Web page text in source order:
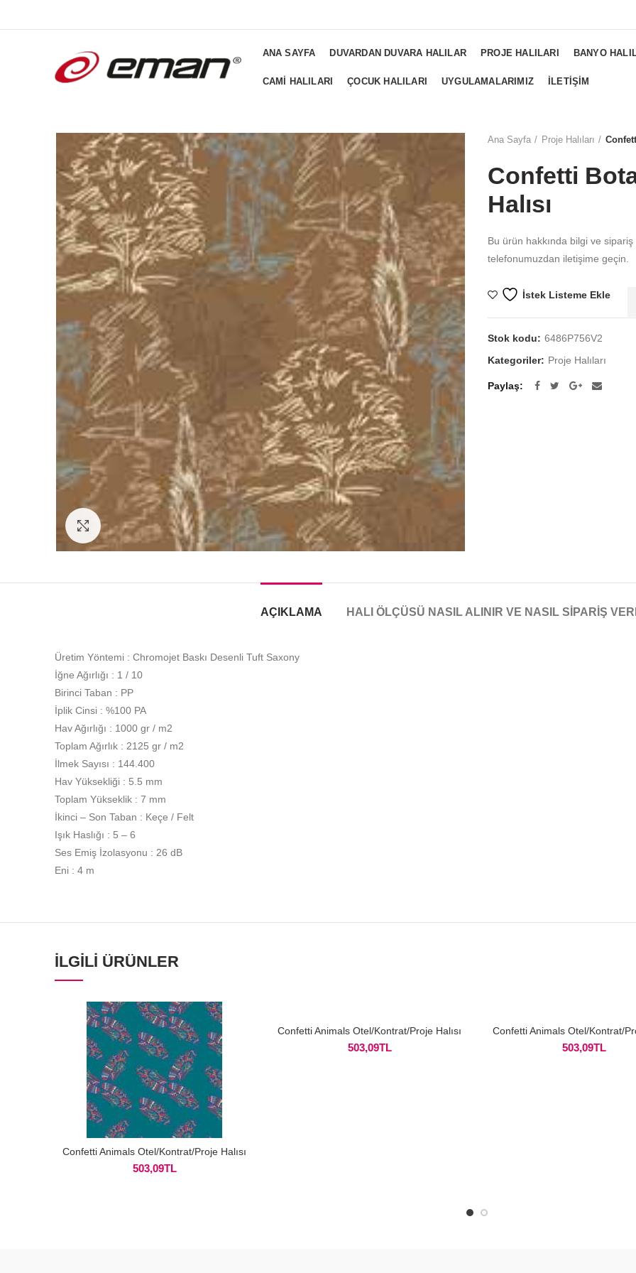
ANA SAYFA DUVARDAN DUVARA HALILAR PROJE HALILARI BANYO
CAMI HALILARI ÇOCUK HALILARI UYGULAMALARIMIZ İLETIŞIM
Büyütmek için tıklayın
Ana Sayfa Proje Halıları
Confetti
Halısı
Bu ürün hakkında bilgi ve
telefonumuzdan iletişime geçin.
İstek Listeme Ekle
Stok kodu: 6486P756V2
Kategoriler: Proje Halıları
Paylaş
AÇIKLAMA HALI ÖLÇÜSÜ NASIL ALINIR VE NASIL SIPARIŞ
Üretim Yöntemi : Chromojet Baskı Desenli Tuft Saxony
İğne Ağırlığı : 1 / 10
Birinci Taban : PP
İplik Cinsi : %100 PA
Hav Ağırlığı : 1000 gr / m2
Toplam Ağırlık : 2125 gr / m2
İlmek Sayısı : 144.400
Hav Yüksekliği : 5.5 mm
Toplam Yükseklik : 7 mm
İkinci – Son Taban : Keçe / Felt
Işık Haslığı : 5 – 6
Ses Emiş İzolasyonu : 26 dB
Eni : 4 m
İLGILI ÜRÜNLER
Confetti Animals Otel/Kontrat/Proje Halısı
503,09TL
Confetti Animals Otel/Kontrat/Proje Halısı
503,09TL
Confetti Animals Otel/Kontrat/
503,09TL